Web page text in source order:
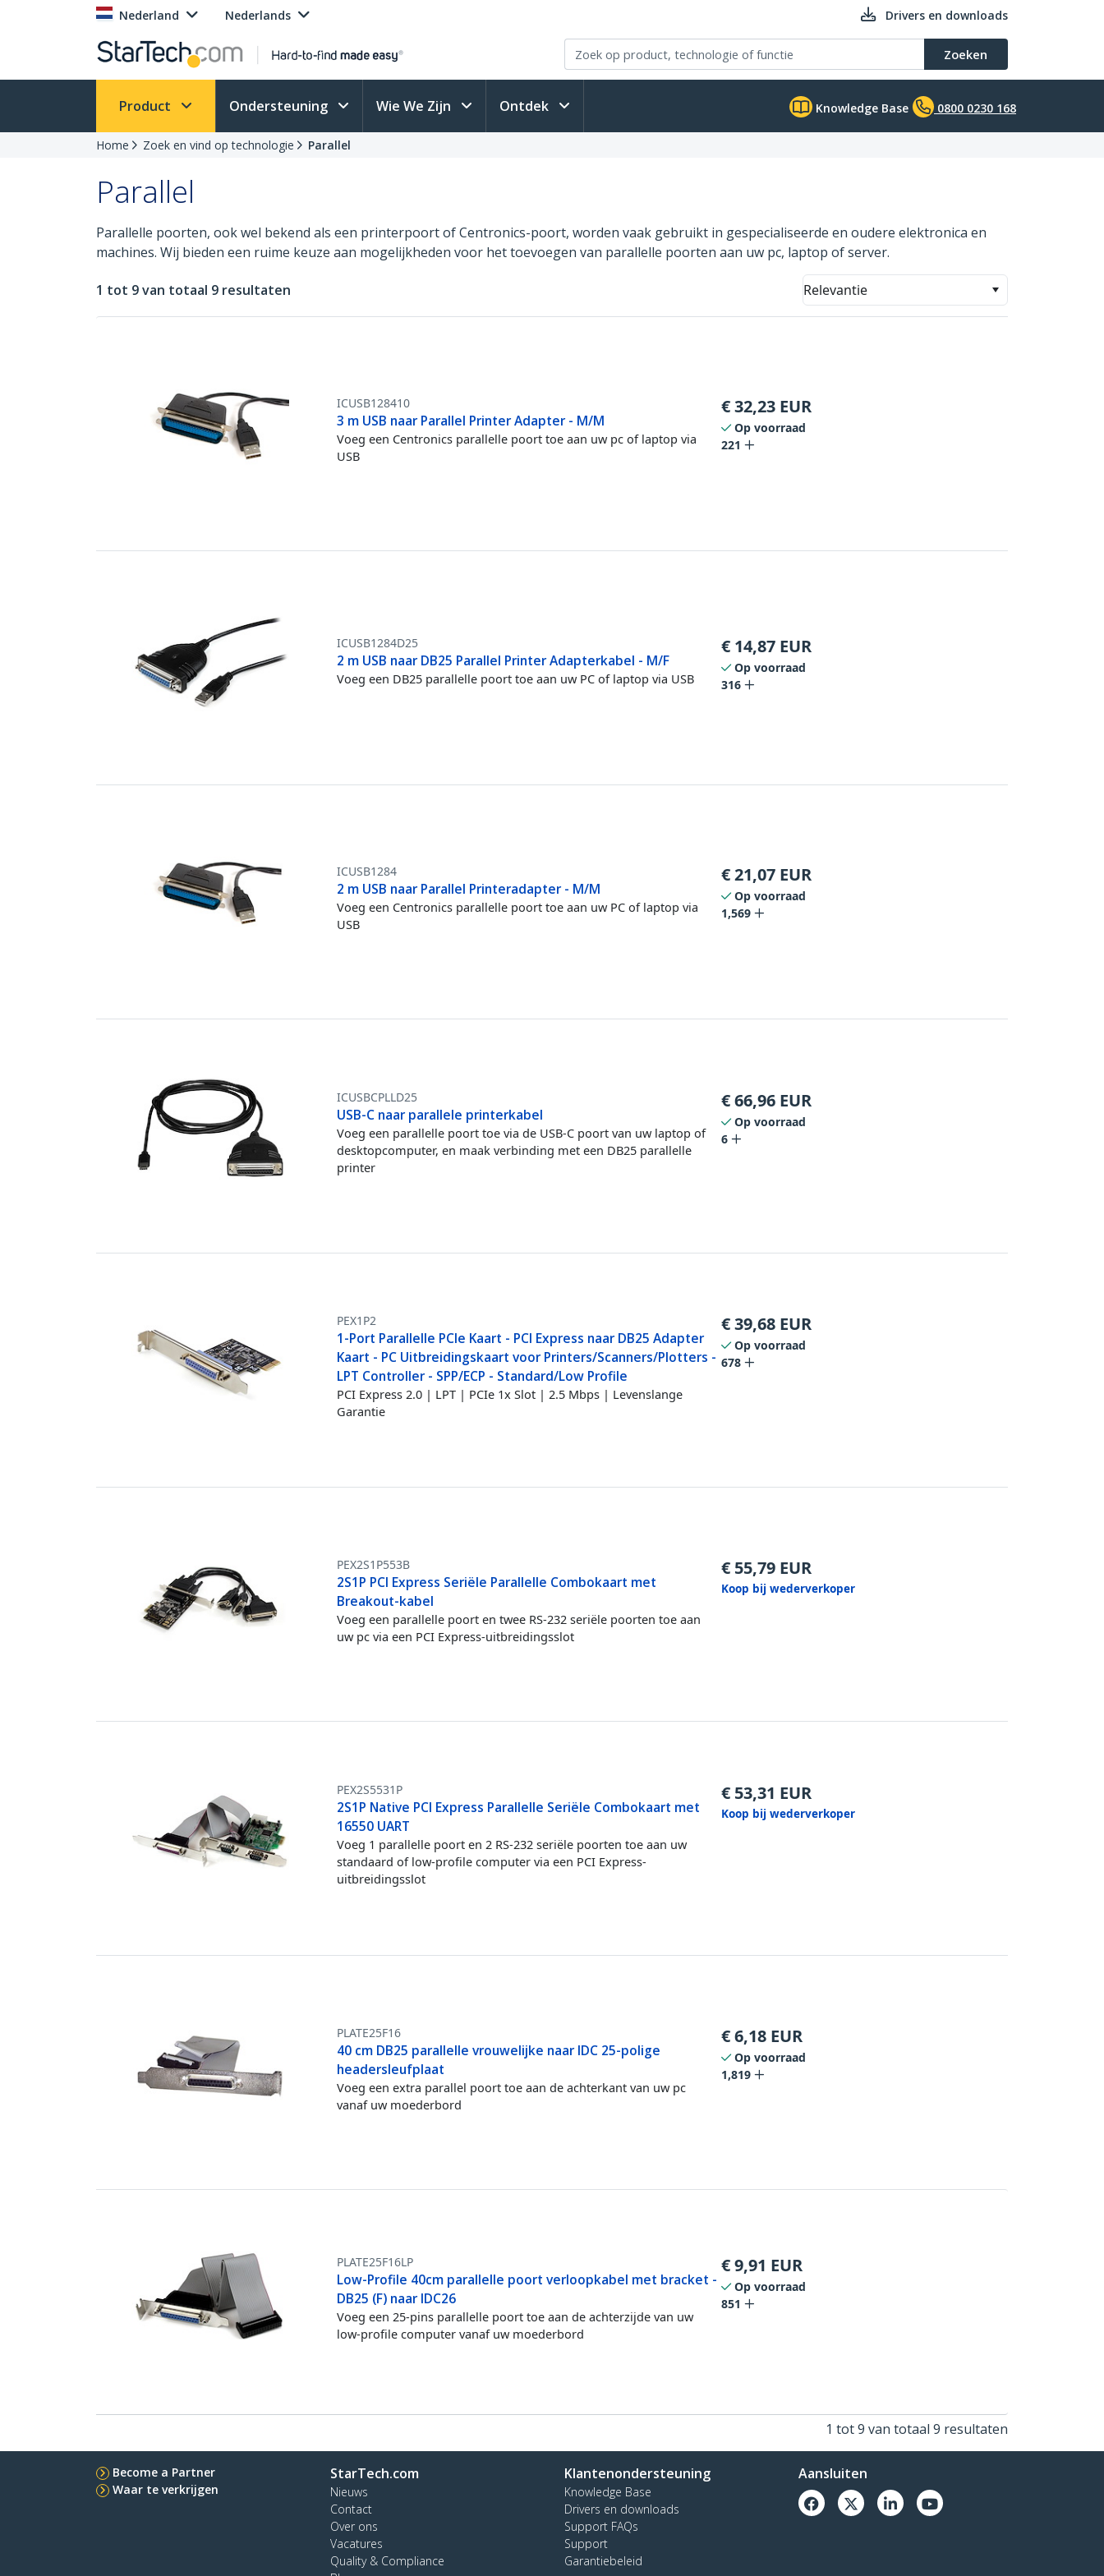
Nederland Nederlands Drivers en downloads
Zoeken
Product Ondersteuning Wie We Zijn Ontdek Knowledge Base 0800 0230 168
Home Zoek en vind op technologie Parallel
Parallel
Parallelle poorten, ook wel bekend als een printerpoort of Centronics-poort, worden vaak gebruikt in gespecialiseerde en oudere elektronica en
machines. Wij bieden een ruime keuze aan mogelijkheden voor het toevoegen van parallelle poorten aan uw pc, laptop of server.
1 tot 9 van totaal 9 resultaten Relevantie
ICUSB128410
3 m USB naar Parallel Printer Adapter - M/M
Voeg een Centronics parallelle poort toe aan uw pc of laptop via
USB
€32,23 EUR
Op voorraad
221
ICUSB1284D25
2 m USB naar DB25 Parallel Printer Adapterkabel - M/F
Voeg een DB25 parallelle poort toe aan uw PC of laptop via USB
€ 14,87 EUR
Op voorraad
316
ICUSB1284
2 m USB naar Parallel Printeradapter - M/M
Voeg een Centronics parallelle poort toe aan uw PC of laptop via
USB
€21,07 EUR
Op voorraad
1,569
ICUSBCPLLD25
USB-C naar parallele printerkabel
Voeg een parallelle poort toe via de USB-C poort van uw laptop of
desktopcomputer, en maak verbinding met een DB25 parallelle
printer
€66,96 EUR
Op voorraad
6
PEX1P2
1-Port Parallelle PCIe Kaart - PCI Express naar DB25 Adapter
Kaart - PC Uitbreidingskaart voor Printers/Scanners/Plotters -
LPT Controller - SPP/ECP - Standard/Low Profile
PCI Express 2.0 | LPT | PCIe 1x Slot | 2.5 Mbps | Levenslange
Garantie
€39,68 EUR
Op voorraad
678
PEX2S1P553B
2S1P PCI Express Seriële Parallelle Combokaart met
Breakout-kabel
Voeg een parallelle poort en twee RS-232 seriële poorten toe aan
uw pc via een PCI Express-uitbreidingsslot
€ 55,79 EUR
Koop bij wederverkoper
PEX2S5531P
2S1P Native PCI Express Parallelle Seriële Combokaart met
16550 UART
Voeg 1 parallelle poort en 2 RS-232 seriële poorten toe aan uw
standaard of low-profile computer via een PCI Express-
uitbreidingsslot
€ 53,31 EUR
Koop bij wederverkoper
PLATE25F16
40 cm DB25 parallelle vrouwelijke naar IDC 25-polige
headersleufplaat
Voeg een extra parallel poort toe aan de achterkant van uw pc
vanaf uw moederbord
€6,18 EUR
Op voorraad
1,819
PLATE25F16LP
Low-Profile 40cm parallelle poort verloopkabel met bracket -
DB25 (F) naar IDC26
Voeg een 25-pins parallelle poort toe aan de achterzijde van uw
low-profile computer vanaf uw moederbord
€9,91 EUR
Op voorraad
851
1 tot 9 van totaal 9 resultaten
Become a Partner
Waar te verkrijgen
StarTech.com
Nieuws
Contact
Over ons
Vacatures
Quality & Compliance
Klantenondersteuning
Knowledge Base
Drivers en downloads
Support FAQs
Support
Garantiebeleid
Aansluiten